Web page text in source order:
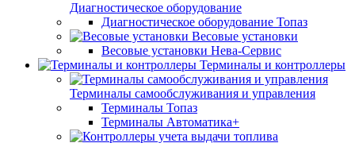
Диагностическое оборудование
Диагностическое оборудование Топаз
Весовые установки
Весовые установки Нева-Сервис
Терминалы и контроллеры
Терминалы самообслуживания и управления
Терминалы Топаз
Терминалы Автоматика+